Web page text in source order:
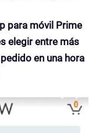
para móvil Prime
elegir entre más
en una hora